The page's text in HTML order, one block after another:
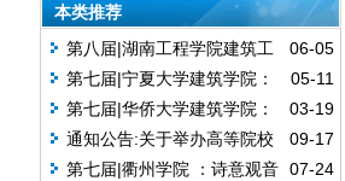
维（B赛道获奖作品）
优秀作品）
本类推荐
06-05
第八届|湖南工程学院建筑工
程学院：绿建焕能—基于多能协调
的教学建筑低碳重塑
05-11
第七届|宁夏大学建筑学院：
陶复陶穴，青山窑塑——传统智慧
与绿色生态融合的游客接待中心设
计（A赛道获奖作品）
03-19
第七届|华侨大学建筑学院：
回转绿廊——基于碳中和目标下的
幼儿园设计（A赛道获奖作品）
09-17
通知公告:关于举办高等院校
第八届绿色建筑技能与创意大赛07-24
第七届|衢州学院 ：诗意观音